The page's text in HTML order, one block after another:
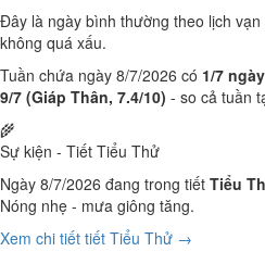
Đây là ngày bình thường theo lịch
không quá xấu.
Tuần chứa ngày 8/7/2026 có 1/7 ngày
9/7 (Giáp Thân, 7.4/10) - so cả tuần
🌾
Sự kiện - Tiết Tiểu Thử
Ngày 8/7/2026 đang trong tiết Tiểu
Nóng nhẹ - mưa giông tăng.
Xem chi tiết tiết Tiểu Thử →